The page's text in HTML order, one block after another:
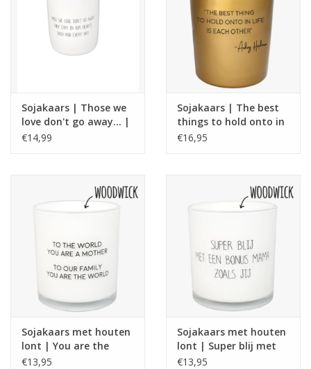
Sojakaars | Those we
love don't go away... |
Fresh cotton
€14,99
Sojakaars | The best
things to hold onto in
life is each other |
€16,95
Sojakaars met houten
lont | You are the
world
€13,95
Sojakaars met houten
lont | Super blij met
en bonus mama zoals
€13,95